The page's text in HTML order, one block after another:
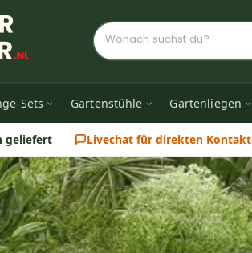
Sets Gartenstühle Gartenliegen
geliefert Livechat für direkten Kontakt